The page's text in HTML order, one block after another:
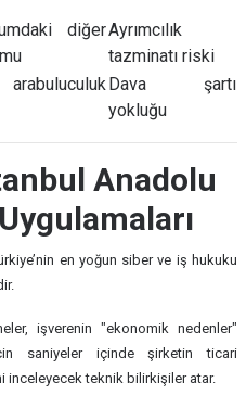
diğerAyrımcılık
tazminatı riski
Dava şartı
yokluğu
Anadolu
en yoğun siber ve iş hukuku
işverenin "ekonomik nedenler"
saniyeler içinde şirketin ticari
inceleyecek teknik bilirkişiler atar.